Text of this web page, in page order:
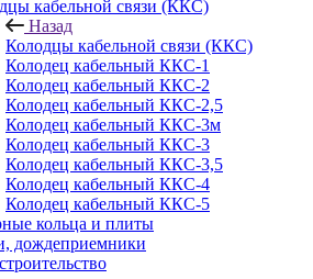
кабельной связи (ККС)
Назад
Колодцы кабельной связи (ККС)
Колодец кабельный ККС-1
Колодец кабельный ККС-2
Колодец кабельный ККС-2,5
Колодец кабельный ККС-3м
Колодец кабельный ККС-3
Колодец кабельный ККС-3,5
Колодец кабельный ККС-4
Колодец кабельный ККС-5
кольца и плиты
дождеприемники